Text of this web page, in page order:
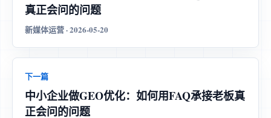
真正会问的问题
新媒体运营 · 2026-05-20
下一篇
中小企业做GEO优化：如何用FAQ承接老板真
正会问的问题